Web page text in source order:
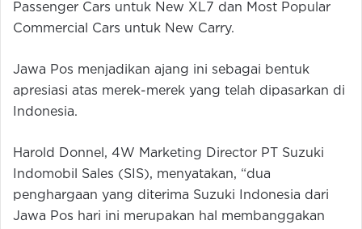
Passenger Cars untuk New XL7 dan Most Popular
Commercial Cars untuk New Carry.
Jawa Pos menjadikan ajang ini sebagai bentuk
apresiasi atas merek-merek yang telah dipasarkan di
Indonesia.
Harold Donnel, 4W Marketing Director PT Suzuki
Indomobil Sales (SIS), menyatakan, “dua
penghargaan yang diterima Suzuki Indonesia dari
Jawa Pos hari ini merupakan hal membanggakan